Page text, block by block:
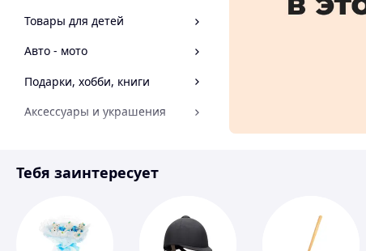
Товары для детей
Авто - мото
Подарки, хобби, книги
Аксессуары и украшения
Спорт и отдых
Тебя заинтересует